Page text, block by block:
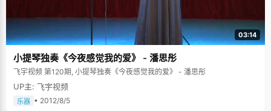
03:14
小提琴独奏《今夜感觉我的爱》 - 潘思彤
飞宇视频 第120期, 小提琴独奏《今夜感觉我的爱》 - 潘思彤
UP主: 飞宇视频
乐器 • 2012/8/5